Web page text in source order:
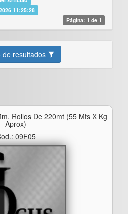
11:25:28
Página: 1 de 1
de resultados
Rollos De 220mt (55 Mts X Kg
Aprox)
09F05